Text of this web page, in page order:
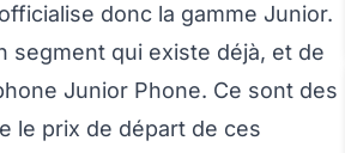
donc la gamme Junior.
segment qui existe déjà, et de
Junior Phone. Ce sont des
le prix de départ de ces